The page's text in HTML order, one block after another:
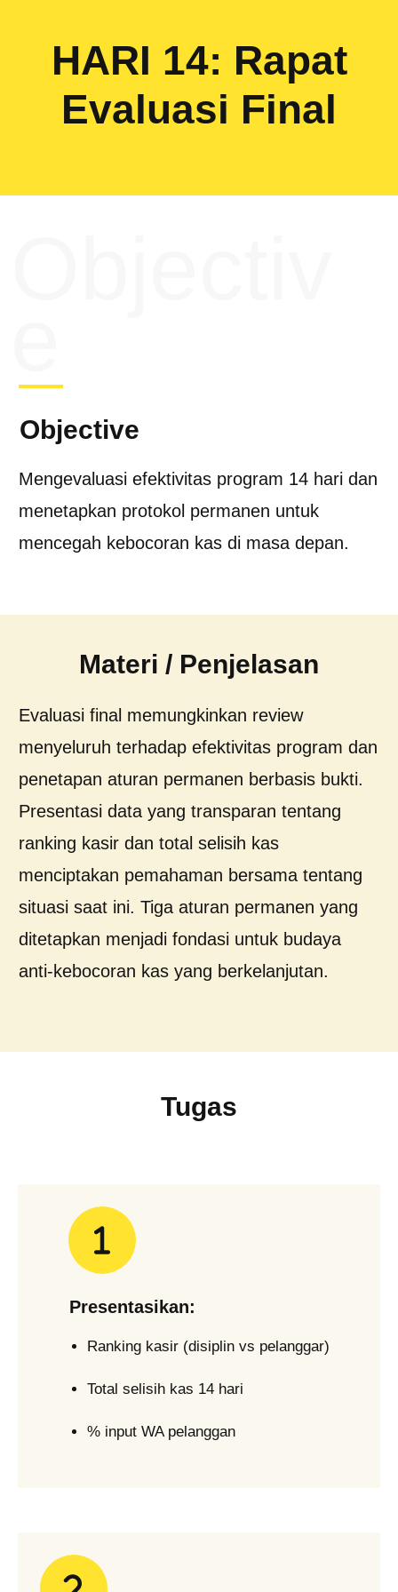
HARI 14: Rapat
Evaluasi Final
Objective
Mengevaluasi efektivitas program 14 hari dan
menetapkan protokol permanen untuk
mencegah kebocoran kas di masa depan.
Materi / Penjelasan
Evaluasi final memungkinkan review
menyeluruh terhadap efektivitas program dan
penetapan aturan permanen berbasis bukti.
Presentasi data yang transparan tentang
ranking kasir dan total selisih kas
menciptakan pemahaman bersama tentang
situasi saat ini. Tiga aturan permanen yang
ditetapkan menjadi fondasi untuk budaya
anti-kebocoran kas yang berkelanjutan.
Tugas
Presentasikan:
Ranking kasir (disiplin vs pelanggar)
Total selisih kas 14 hari
% input WA pelanggan